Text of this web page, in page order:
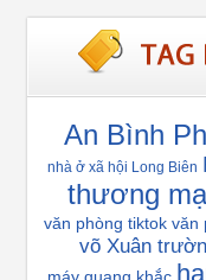
An Bình
nhà ở xã hội Long Biên
thương
văn phòng tiktok văn
võ Xuân